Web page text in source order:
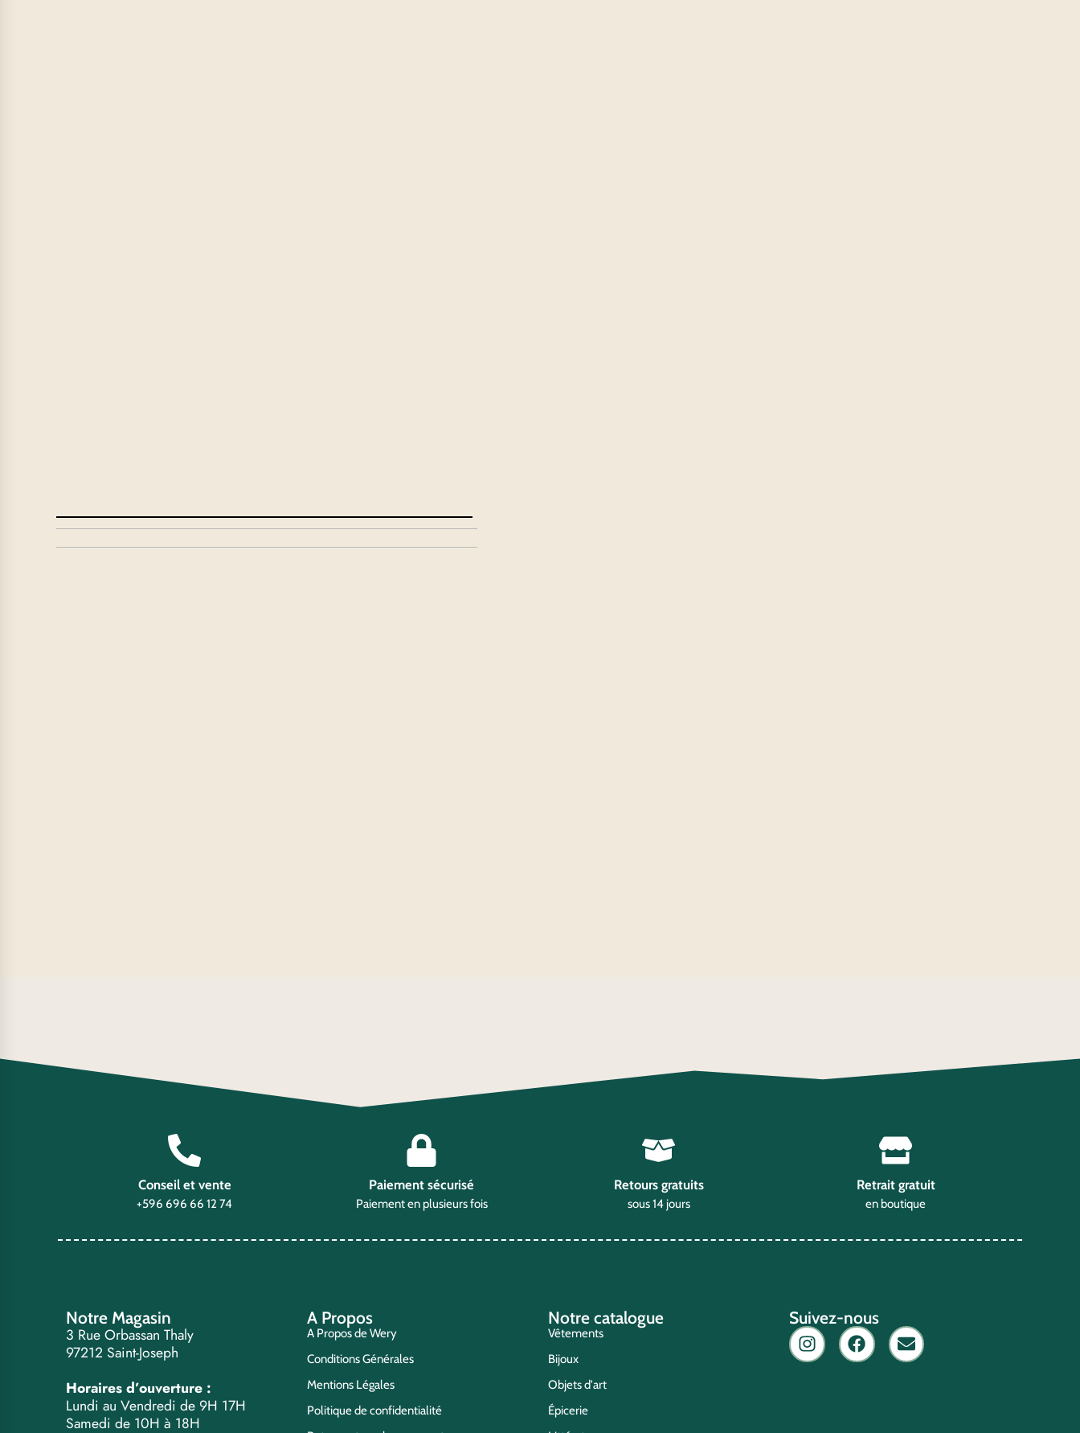
Conseil et vente
+596 696 66 12 74
Paiement sécurisé
Paiement en plusieurs fois
Retours gratuits
sous 14 jours
Retrait gratuit
en boutique
Notre Magasin
3 Rue Orbassan Thaly
97212 Saint-Joseph
Horaires d’ouverture :
Lundi au Vendredi de 9H 17H
Samedi de 10H à 18H
A Propos
A Propos de Wery
Conditions Générales
Mentions Légales
Politique de confidentialité
Notre catalogue
Vêtements
Bijoux
Objets d'art
Épicerie
Suivez-nous